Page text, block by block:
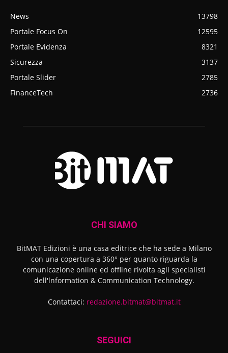
News
13798
Portale Focus On
12595
Portale Evidenza
8321
Sicurezza
3137
Portale Slider
2785
FinanceTech
2736
CHI SIAMO
BitMAT Edizioni è una casa editrice che ha sede a Milano
con una copertura a 360° per quanto riguarda la
comunicazione online ed offline rivolta agli specialisti
dell'lnformation & Communication Technology.
Contattaci: redazione.bitmat@bitmat.it
SEGUICI